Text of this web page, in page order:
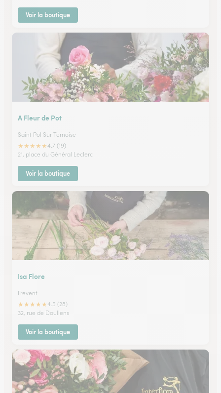
Voir la boutique
A Fleur de Pot
Saint Pol Sur Ternoise
★★★★★4.7 (19)
21, place du Général Leclerc
Voir la boutique
Isa Flore
Frevent
★★★★★4.5 (28)
32, rue de Doullens
Voir la boutique